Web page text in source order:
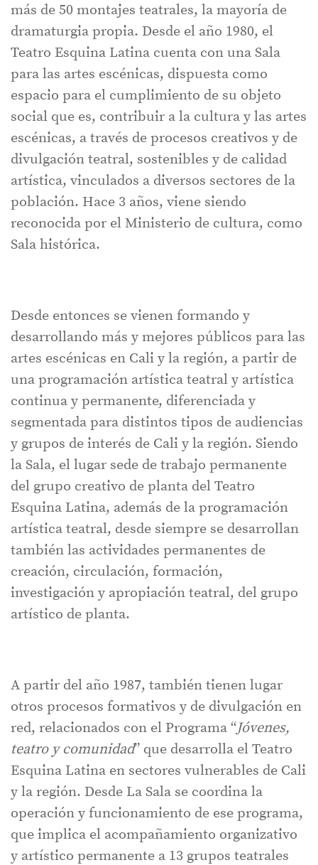
más de 50 montajes teatrales, la mayoría de
dramaturgia propia. Desde el año 1980, el
Teatro Esquina Latina cuenta con una Sala
para las artes escénicas, dispuesta como
espacio para el cumplimiento de su objeto
social que es, contribuir a la cultura y las artes
escénicas, a través de procesos creativos y de
divulgación teatral, sostenibles y de calidad
artística, vinculados a diversos sectores de la
población. Hace 3 años, viene siendo
reconocida por el Ministerio de cultura, como
Sala histórica.
Desde entonces se vienen formando y
desarrollando más y mejores públicos para las
artes escénicas en Cali y la región, a partir de
una programación artística teatral y artística
continua y permanente, diferenciada y
segmentada para distintos tipos de audiencias
y grupos de interés de Cali y la región. Siendo
la Sala, el lugar sede de trabajo permanente
del grupo creativo de planta del Teatro
Esquina Latina, además de la programación
artística teatral, desde siempre se desarrollan
también las actividades permanentes de
creación, circulación, formación,
investigación y apropiación teatral, del grupo
artístico de planta.
A partir del año 1987, también tienen lugar
otros procesos formativos y de divulgación en
red, relacionados con el Programa “Jóvenes,
teatro y comunidad” que desarrolla el Teatro
Esquina Latina en sectores vulnerables de Cali
y la región. Desde La Sala se coordina la
operación y funcionamiento de ese programa,
que implica el acompañamiento organizativo
y artístico permanente a 13 grupos teatrales